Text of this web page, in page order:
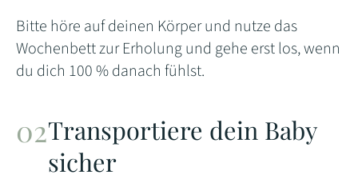
Bitte höre auf deinen Körper und nutze das
Wochenbett zur Erholung und gehe erst los, wenn
du dich 100 % danach fühlst.
Transportiere dein Baby
sicher